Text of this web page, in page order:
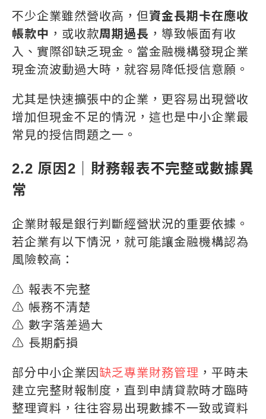
不少企業雖然營收高，但資金長期卡在應收
帳款中 ，或收款周期過長 ，導致帳面有收
入、實際卻缺乏現金。當金融機構發現企業
現金流波動過大時，就容易降低授信意願。
尤其是快速擴張中的企業，更容易出現營收
增加但現金不足的情況，這也是中小企業最
常見的授信問題之一。
2.2 原因2｜財務報表不完整或數據異
常
企業財報是銀行判斷經營狀況的重要依據。
若企業有以下情況，就可能讓金融機構認為
風險較高：
⚠️ 報表不完整
⚠️ 帳務不清楚
⚠️ 數字落差過大
⚠️ 長期虧損
部分中小企業因 缺乏專業財務管理 ，平時未
建立完整財報制度，直到申請貸款時才臨時
整理資料，往往容易出現數據不一致或資料